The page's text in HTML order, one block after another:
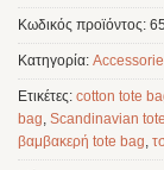
Κωδικός προϊόντος:
Κατηγορία:
Ετικέτες: cotton tote
bag Scandinavian
βαμβακερή tote bag